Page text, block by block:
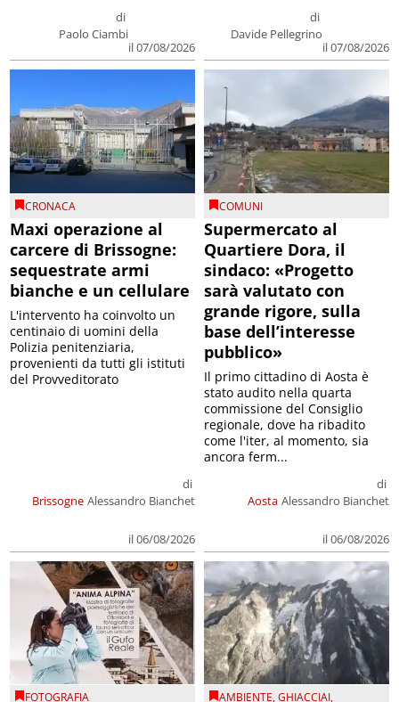
di
Paolo Ciambi
il 07/08/2026
di
Davide Pellegrino
il 07/08/2026
CRONACA
Maxi operazione al
carcere di Brissogne:
sequestrate armi
bianche e un cellulare
Brissogne
di
Alessandro Bianchet
il 06/08/2026
L'intervento ha coinvolto un
centinaio di uomini della
Polizia penitenziaria,
provenienti da tutti gli istituti
del Provveditorato
COMUNI
Supermercato al
Quartiere Dora, il
sindaco: «Progetto
sarà valutato con
grande rigore, sulla
base dell’interesse
pubblico»
Aosta
di
Alessandro Bianchet
il 06/08/2026
Il primo cittadino di Aosta è
stato audito nella quarta
commissione del Consiglio
regionale, dove ha ribadito
come l'iter, al momento, sia
ancora ferm...
FOTOGRAFIA AMBIENTE,GHIACCIAI,